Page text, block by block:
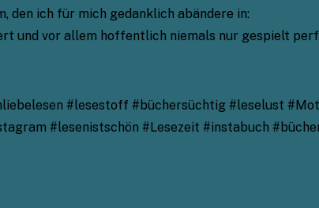
den ich für mich gedanklich abändere in:
und vor allem hoffentlich niemals nur gespielt
#lesestoff #büchersüchtig #leselust
#lesenistschön #Lesezeit #instabuch